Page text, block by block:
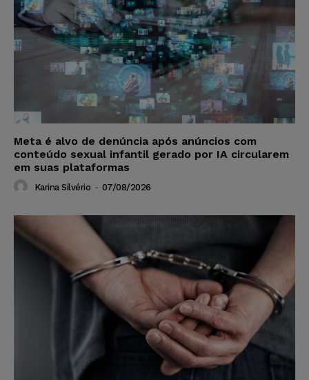
Meta é alvo de denúncia após anúncios com
conteúdo sexual infantil gerado por IA circularem
em suas plataformas
Karina Silvério - 07/08/2026